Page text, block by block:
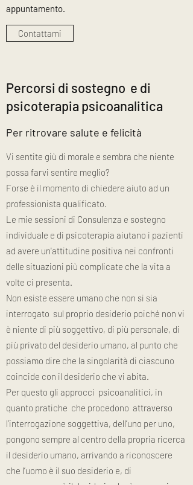
appuntamento.
Contattami
Percorsi di sostegno e di
psicoterapia psicoanalitica
Per ritrovare salute e felicità
Vi sentite giù di morale e sembra che niente
possa farvi sentire meglio?
Forse è il momento di chiedere aiuto ad un
professionista qualificato.
Le mie sessioni di Consulenza e sostegno
individuale e di psicoterapia aiutano i pazienti
ad avere un'attitudine positiva nei confronti
delle situazioni più complicate che la vita a
volte ci presenta.
​Non esiste essere umano che non si sia
interrogato sul proprio desiderio poiché non vi
è niente di più soggettivo, di più personale, di
più privato del desiderio umano, al punto che
possiamo dire che la singolarità di ciascuno
coincide con il desiderio che vi abita.
Per questo gli approcci psicoanalitici, in
quanto pratiche che procedono attraverso
l’interrogazione soggettiva, dell’uno per uno,
pongono sempre al centro della propria ricerca
il desiderio umano, arrivando a riconoscere
che l’uomo è il suo desiderio e, di